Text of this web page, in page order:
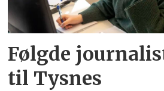
Følgde
til Tysnes